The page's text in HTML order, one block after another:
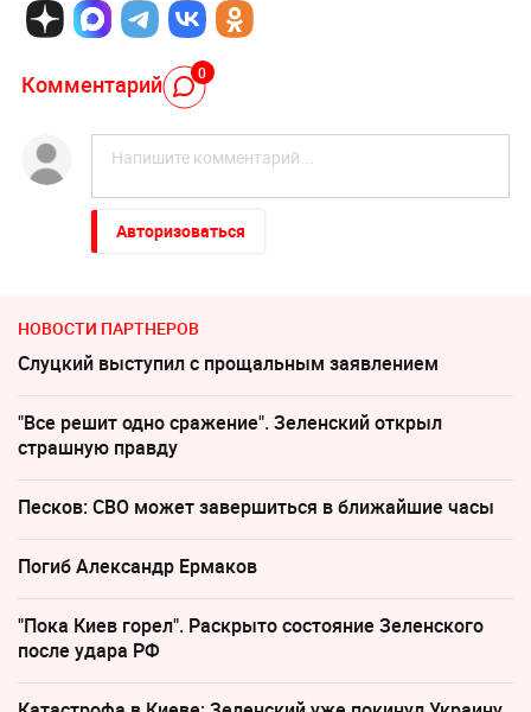
Комментарий 0
Авторизоваться
НОВОСТИ ПАРТНЕРОВ
Слуцкий выступил с прощальным заявлением
"Все решит одно сражение". Зеленский открыл
страшную правду
Песков: СВО может завершиться в ближайшие часы
Погиб Александр Ермаков
"Пока Киев горел". Раскрыто состояние Зеленского
после удара РФ